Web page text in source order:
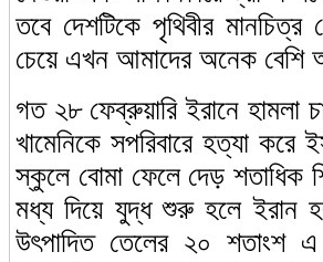
তবে দেশটিকে পৃথিবীর
চেয়ে এখন আমাদের অনেক বেশি
গত ২৮ ফেব্রুয়ারি ইরানে হামলা
খামেনিকে সপরিবারে হত্যা করে
স্কুলে বোমা ফেলে দেড় শতাধিক
মধ্য দিয়ে যুদ্ধ শুরু হলে ইরান
উৎপাদিত তেলের ২০ শতাংশ এ